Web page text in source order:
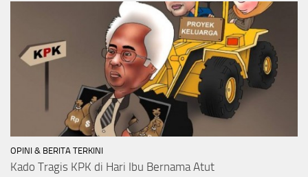
OPINI & BERITA TERKINI
Kado Tragis KPK di Hari Ibu Bernama Atut